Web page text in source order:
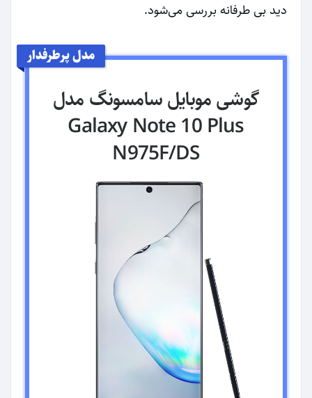
دید بی طرفانه بررسی می‌شود.
مدل پرطرفدار
گوشی موبایل سامسونگ مدل
Galaxy Note 10 Plus
N975F/DS